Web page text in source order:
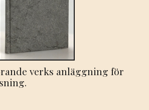
verks anläggning för